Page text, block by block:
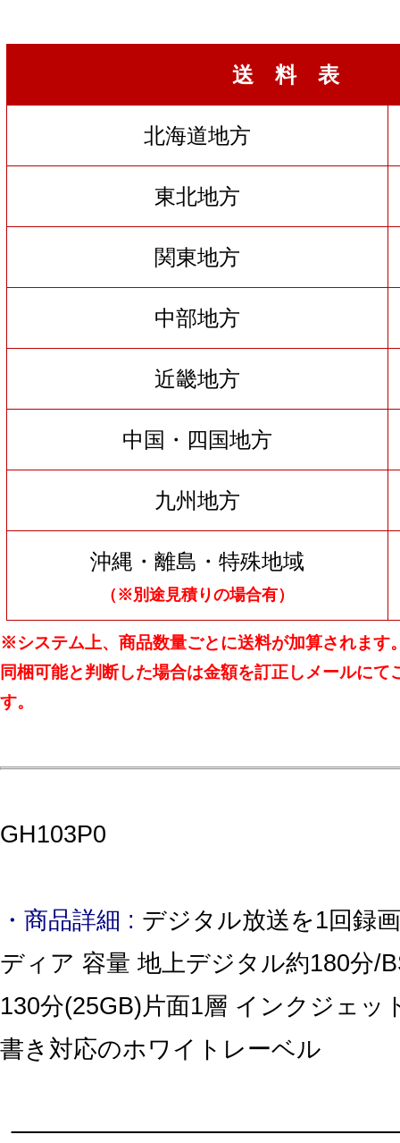
送 料 表
北海道地方
東北地方
関東地方
中部地方
近畿地方
中国・四国地方
九州地方
沖縄・離島・特殊地域
（※別途見積りの場合有）
※システム上、商品数量ごとに送料が加算されます
同梱可能と判断した場合は金額を訂正しメールにて
す。
GH103P0
・商品詳細 : デジタル放送を1回録
ディア 容量 地上デジタル約180分/
130分(25GB)片面1層 インクジェッ
書き対応のホワイトレーベル